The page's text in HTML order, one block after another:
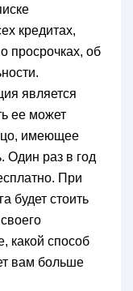
кредитах,
просрочках, об
является
ее может
имеющее
Один раз в год
При
будет стоить
какой способ
вам больше